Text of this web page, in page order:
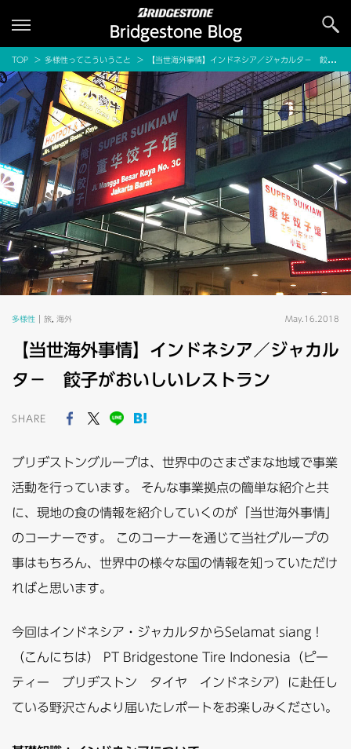
Bridgestone Blog
TOP 多様性ってこういうこと 【当世海外事情】インドネシア／ジャカルタ－ 餃子がおいしいレストラン
【当世海外事情】インドネシア／ジャカル
タ－ 餃子がおいしいレストラン
多様性 旅 海外 May.16.2018
SHARE
ブリヂストングループは、世界中のさまざまな地域で事業
活動を行っています。 そんな事業拠点の簡単な紹介と共
に、現地の食の情報を紹介していくのが「当世海外事情」
のコーナーです。 このコーナーを通じて当社グループの
事はもちろん、世界中の様々な国の情報を知っていただけ
ればと思います。
今回はインドネシア・ジャカルタからSelamat siang！
（こんにちは） PT Bridgestone Tire Indonesia（ピー
ティー ブリヂストン タイヤ インドネシア）に赴任し
ている野沢さんより届いたレポートをお楽しみください。